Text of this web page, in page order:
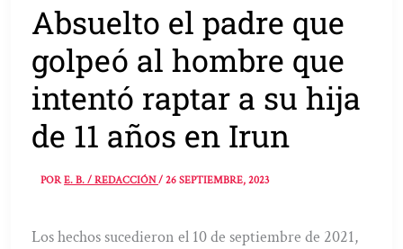
Absuelto el padre que
golpeó al hombre que
intentó raptar a su hija
de 11 años en Irun
PORE. B. / REDACCIÓN/26 SEPTIEMBRE, 2023
Los hechos sucedieron el 10 de septiembre de 2021,